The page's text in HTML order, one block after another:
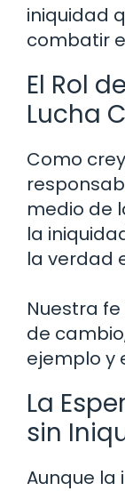
iniquidad
combatir
El Rol
Lucha
Como
medio de
la
la verdad
Nuestra
de
ejemplo y
La
sin
Aunque la